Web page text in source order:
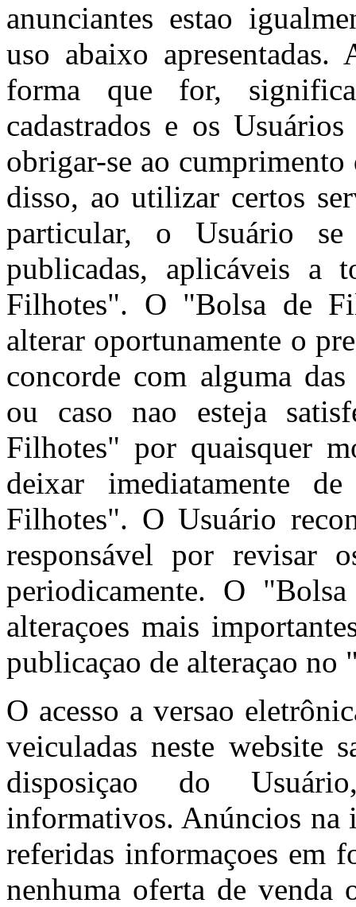
anunciantes estao
uso abaixo
forma que for,
cadastrados e os
obrigar-se ao cumprimento
disso, ao utilizar certos
particular, o Usuário
publicadas, aplicáveis a
Filhotes". O "Bolsa de
alterar oportunamente o
concorde com alguma
ou caso nao esteja
Filhotes" por quaisquer
deixar imediatamente
Filhotes". O Usuário
responsável por revisar
periodicamente. O
alteraçoes mais
publicaçao de alteraçao
O acesso a versao
veiculadas neste website
disposiçao do
informativos. Anúncios na
referidas informaçoes em
nenhuma oferta de venda